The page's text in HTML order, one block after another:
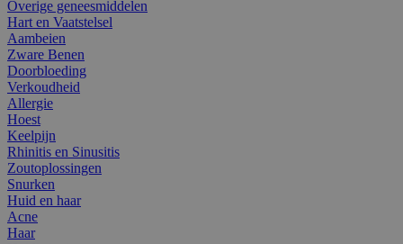
Overige geneesmiddelen
Hart en Vaatstelsel
Aambeien
Zware Benen
Doorbloeding
Verkoudheid
Allergie
Hoest
Keelpijn
Rhinitis en Sinusitis
Zoutoplossingen
Snurken
Huid en haar
Acne
Haar